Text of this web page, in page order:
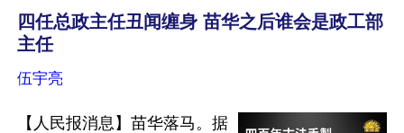
四任总政主任丑闻缠身 苗华之后谁会是政工部
主任
伍宇亮
【人民报消息】苗华落马。据